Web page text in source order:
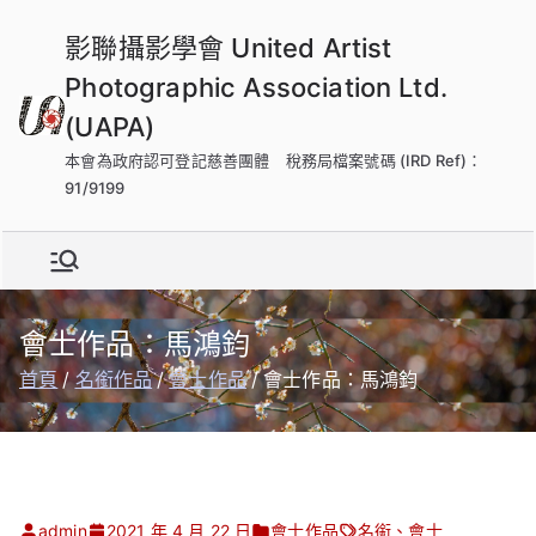
影聯攝影學會 United Artist
Photographic Association Ltd.
(UAPA)
本會為政府認可登記慈善團體 稅務局檔案號碼 (IRD Ref)：
91/9199
會士作品：馬鴻鈞
首頁 名銜作品 會士作品 會士作品：馬鴻鈞
admin 2021 年 4 月 22 日 會士作品 名銜 、會士